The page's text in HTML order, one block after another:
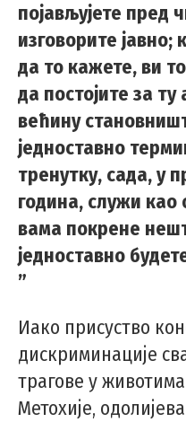
појављујете пред
изговорите
да то кажете, ви
да постојите за
већину
једноставно
тренутку, сада, у
година, служи
вама покрене
једноставно
”
Иако присуство
дискриминације
трагове у
Метохије,